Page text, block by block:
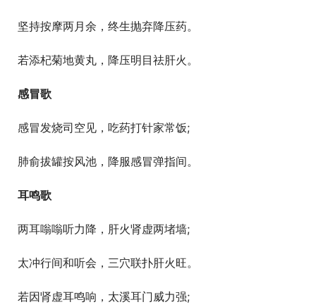
  坚持按摩两月余，终生抛弃降压药。
  若添杞菊地黄丸，降压明目祛肝火。
感冒歌
  感冒发烧司空见，吃药打针家常饭;
  肺俞拔罐按风池，降服感冒弹指间。
耳鸣歌
  两耳嗡嗡听力降，肝火肾虚两堵墙;
  太冲行间和听会，三穴联扑肝火旺。
  若因肾虚耳鸣响，太溪耳门威力强;